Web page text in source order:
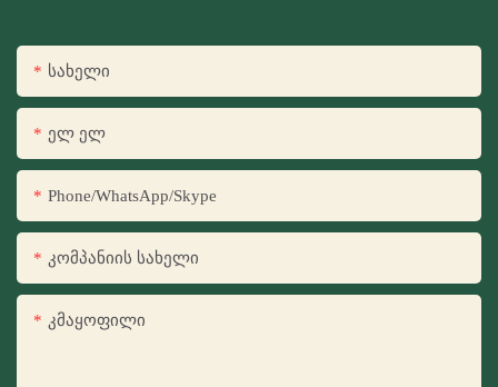
Სახელი
Ელ Ელ
Phone/WhatsApp/Skype
Კომპანიის Სახელი
Კმაყოფილი